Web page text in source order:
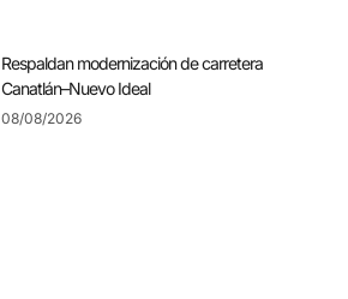
Respaldan modernización de carretera
Canatlán–Nuevo Ideal
08/08/2026